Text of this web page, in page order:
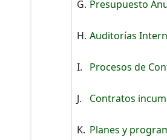
G. Presupuesto
H. Auditorías
I. Procesos de
J. Contratos
K. Planes y